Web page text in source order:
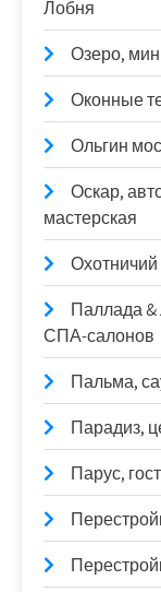
Лобня
Озеро,
Оконные
Ольгин
Оскар,
мастерская
Паллада &
СПА-салонов
Пальма,
Парадиз,
Парус,